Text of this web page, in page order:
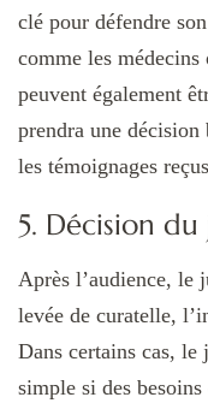
clé pour défendre
comme les médecins
peuvent également
prendra une décision
les témoignages
5. Décision
Après l’audience, le
levée de curatelle,
Dans certains cas, le
simple si des